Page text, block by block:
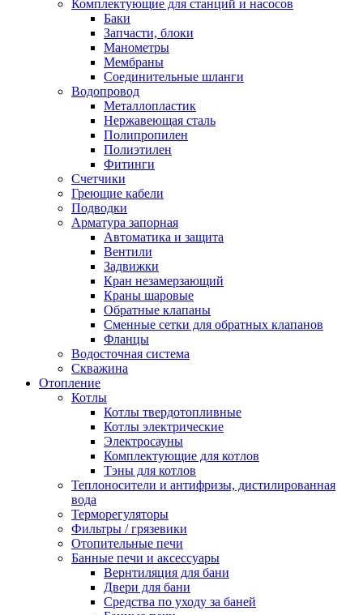
ВакансииКомплектующие для станций и насосов
Баки
Запчасти, блоки
Манометры
Мембраны
Соединительные шланги
Водопровод
Металлопластик
Нержавеющая сталь
Полипропилен
Полиэтилен
Фитинги
Счетчики
Греющие кабели
Подводки
Арматура запорная
Автоматика и защита
Вентили
Задвижки
Кран незамерзающий
Краны шаровые
Обратные клапаны
Сменные сетки для обратных клапанов
Фланцы
Водосточная система
Скважина
Отопление
Котлы
Котлы твердотопливные
Котлы электрические
Электросауны
Комплектующие для котлов
Тэны для котлов
Теплоносители и антифризы, дистилированная
вода
Терморегуляторы
Фильтры / грязевики
Отопительные печи
Банные печи и аксессуары
Вернтиляция для бани
Двери для бани
Средства по уходу за баней